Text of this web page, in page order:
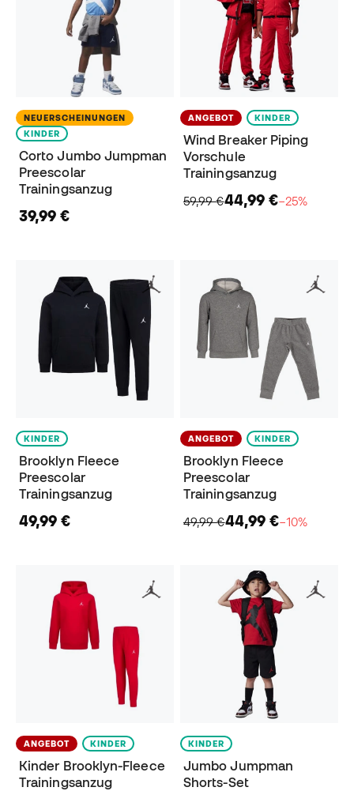
NEUERSCHEINUNGEN
KINDER
Corto Jumbo Jumpman
Preescolar
Trainingsanzug
39,99 €
ANGEBOT KINDER
Wind Breaker Piping
Vorschule
Trainingsanzug
59,99 €44,99 €−25%
KINDER
Brooklyn Fleece
Preescolar
Trainingsanzug
49,99 €
ANGEBOT KINDER
Brooklyn Fleece
Preescolar
Trainingsanzug
49,99 €44,99 €−10%
ANGEBOT KINDER
Kinder Brooklyn-Fleece
Trainingsanzug
KINDER
Jumbo Jumpman
Shorts-Set